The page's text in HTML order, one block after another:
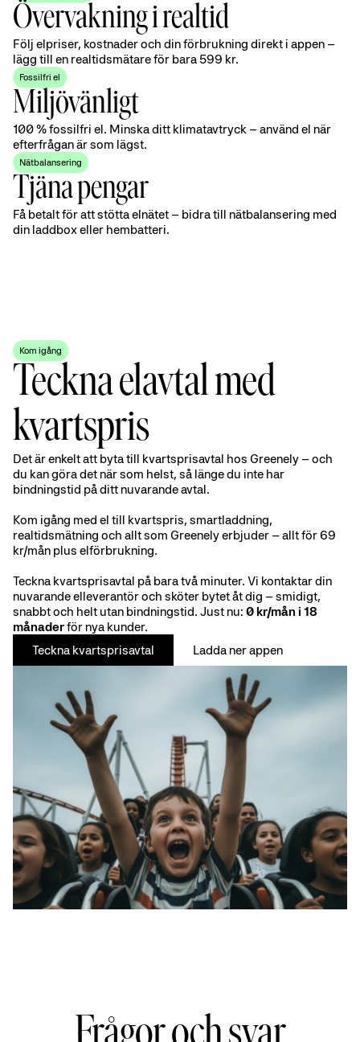
Övervakning i realtid
Följ elpriser, kostnader och din förbrukning direkt i appen –
lägg till en realtidsmätare för bara 599 kr.
Fossilfri el
Miljövänligt
100 % fossilfri el. Minska ditt klimatavtryck – använd el när
efterfrågan är som lägst.
Nätbalansering
Tjäna pengar
Få betalt för att stötta elnätet – bidra till nätbalansering med
din laddbox eller hembatteri.
Kom igång
Teckna elavtal med
kvartspris
Det är enkelt att byta till kvartsprisavtal hos Greenely – och
du kan göra det när som helst, så länge du inte har
bindningstid på ditt nuvarande avtal.
Kom igång med el till kvartspris, smartladdning,
realtidsmätning och allt som Greenely erbjuder – allt för 69
kr/mån plus elförbrukning.
Teckna kvartsprisavtal på bara två minuter. Vi kontaktar din
nuvarande elleverantör och sköter bytet åt dig – smidigt,
snabbt och helt utan bindningstid. Just nu: 0 kr/mån i 18
månaderför nya kunder.
Teckna kvartsprisavtal
Ladda ner appen